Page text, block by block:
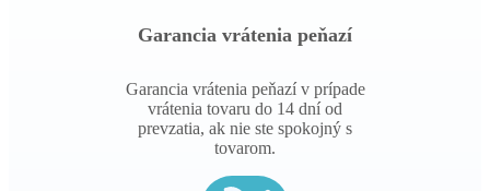
Garancia vrátenia peňazí
Garancia vrátenia peňazí v prípade
vrátenia tovaru do 14 dní od
prevzatia, ak nie ste spokojný s
tovarom.